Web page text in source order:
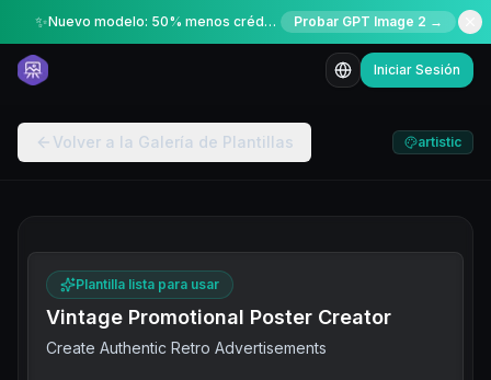
✨ Nuevo modelo: 50% menos créditos por tiempo limitado Probar GPT Image 2 →
Iniciar Sesión
Volver a la Galería de Plantillas artistic
Plantilla lista para usar
Vintage Promotional Poster Creator
Create Authentic Retro Advertisements